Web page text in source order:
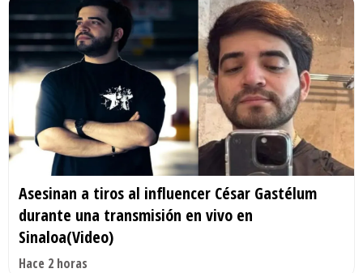
Asesinan a tiros al influencer César Gastélum
durante una transmisión en vivo en
Sinaloa(Video)
Hace 2 horas